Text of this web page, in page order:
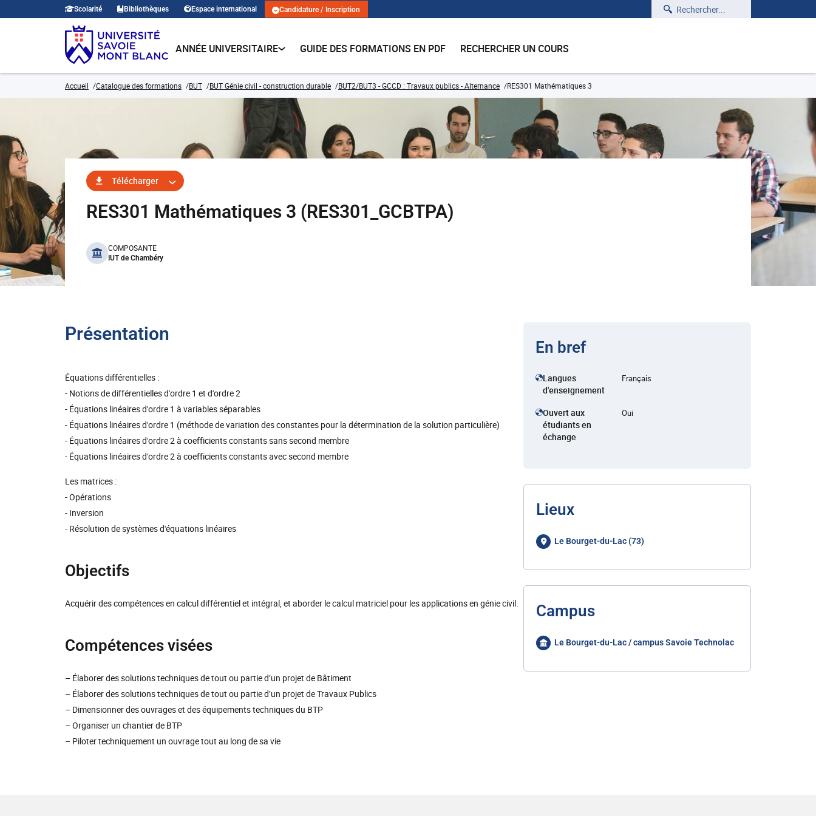
Scolarité Bibliothèques Espace international Candidature / Inscription Rechercher
ANNÉE UNIVERSITAIRE GUIDE DES FORMATIONS EN PDF RECHERCHER UN COURS
Accueil Catalogue des formations BUT BUT Génie civil - construction durable BUT2/BUT3 - GCCD : Travaux publics - Alternance RES301 Mathématiques 3
Télécharger
RES301 Mathématiques 3 (RES301_GCBTPA)
benefits
COMPOSANTE
IUT de Chambéry
Présentation
Équations différentielles :
- Notions de différentielles d'ordre 1 et d'ordre 2
- Équations linéaires d'ordre 1 à variables séparables
- Équations linéaires d'ordre 1 (méthode de variation des constantes pour la détermination de la solution particulière)
- Équations linéaires d'ordre 2 à coefficients constants sans second membre
- Équations linéaires d'ordre 2 à coefficients constants avec second membre
Les matrices :
- Opérations
- Inversion
- Résolution de systèmes d'équations linéaires
Objectifs
Acquérir des compétences en calcul différentiel et intégral, et aborder le calcul matriciel pour les applications en génie civil.
Compétences visées
– Élaborer des solutions techniques de tout ou partie d’un projet de Bâtiment
– Élaborer des solutions techniques de tout ou partie d’un projet de Travaux Publics
– Dimensionner des ouvrages et des équipements techniques du BTP
– Organiser un chantier de BTP
– Piloter techniquement un ouvrage tout au long de sa vie
En bref
Langues
d'enseignement
Français
Ouvert aux
étudiants en
échange
Oui
Lieux
Le Bourget-du-Lac (73)
Campus
Le Bourget-du-Lac / campus Savoie Technolac